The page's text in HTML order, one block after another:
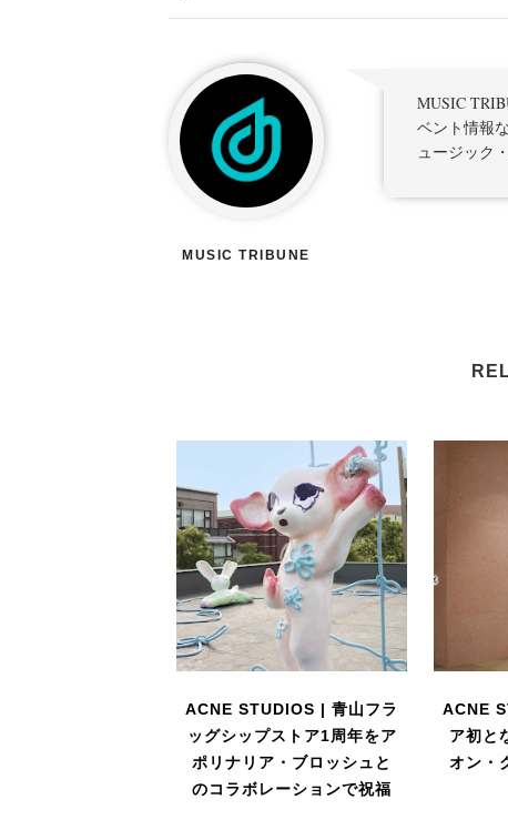
MUSIC TRIBUNE
MUSIC
ベント情報
ュージック
ACNE STUDIOS | 青山フラ
ッグシップストア1周年をア
ポリナリア・ブロッシュと
のコラボレーションで祝福
ACNE
ア初と
オン・